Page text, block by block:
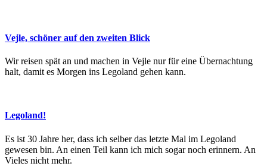
Vejle, schöner auf den zweiten Blick
Wir reisen spät an und machen in Vejle nur für eine Übernachtung
halt, damit es Morgen ins Legoland gehen kann.
Legoland!
Es ist 30 Jahre her, dass ich selber das letzte Mal im Legoland
gewesen bin. An einen Teil kann ich mich sogar noch erinnern. An
Vieles nicht mehr.